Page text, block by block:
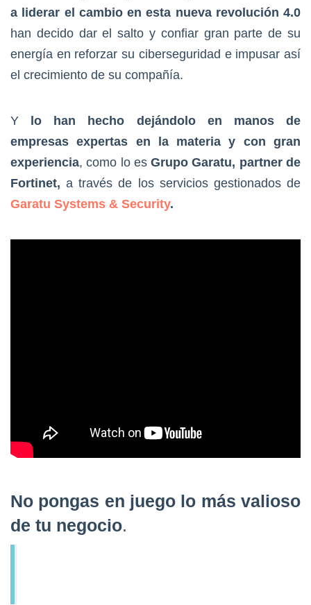
a liderar el cambio en esta nueva revolución 4.0
han decido dar el salto y confiar gran parte de su
energía en reforzar su ciberseguridad e impusar así
el crecimiento de su compañía.
Y
lo han hecho dejándolo en manos de
empresas expertas en la materia y con gran
experiencia, como lo esGrupo Garatu, partner de
Fortinet,a través de los servicios gestionados de
Garatu Systems & Security.
No pongas en juego lo más valioso
de tu negocio.